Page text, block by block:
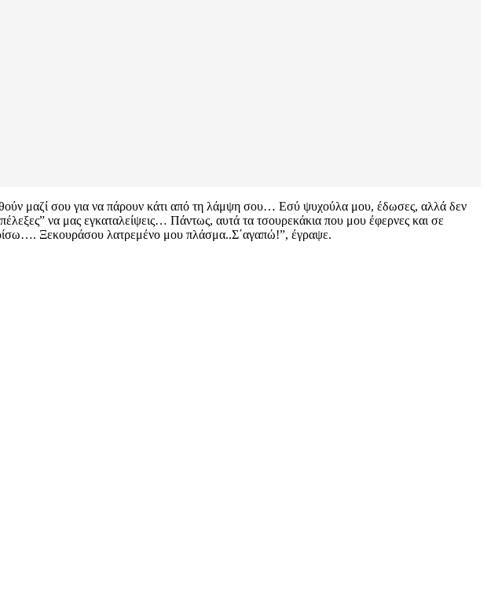
μαζί σου για να πάρουν κάτι από τη λάμψη σου… Εσύ ψυχούλα μου, έδωσες, αλλά δεν
να μας εγκαταλείψεις… Πάντως, αυτά τα τσουρεκάκια που μου έφερνες και σε
Ξεκουράσου λατρεμένο μου πλάσμα..Σ΄αγαπώ!”, έγραψε.